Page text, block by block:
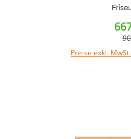
Preise exkl.